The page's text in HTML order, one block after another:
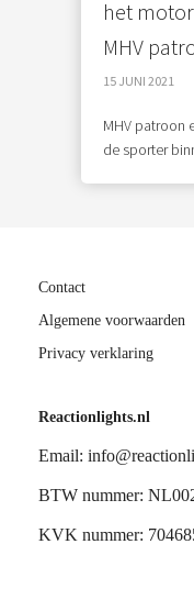
het
MHV
15 JUNI 2021
MHV patroon
de sporter
Contact
Algemene voorwaarden
Privacy verklaring
Reactionlights.nl
Email:
BTW nummer:
KVK nummer: